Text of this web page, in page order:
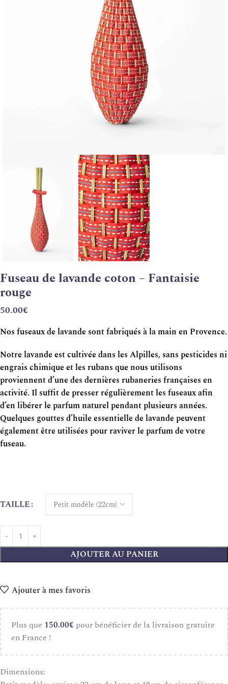
Fuseau de lavande coton – Fantaisie
rouge
50.00€
Nos fuseaux de lavande sont fabriqués à la main en Provence.
Notre lavande est cultivée dans les Alpilles, sans pesticides ni
engrais chimique et les rubans que nous utilisons
proviennent d’une des dernières rubaneries françaises en
activité. Il suffit de presser régulièrement les fuseaux afin
d’en libérer le parfum naturel pendant plusieurs années.
Quelques gouttes d’huile essentielle de lavande peuvent
également être utilisées pour raviver le parfum de votre
fuseau.
TAILLE
AJOUTER AU PANIER
Ajouter à mes favoris
Plus que 150.00€ pour bénéficier de la livraison gratuite
en France !
Dimensions: